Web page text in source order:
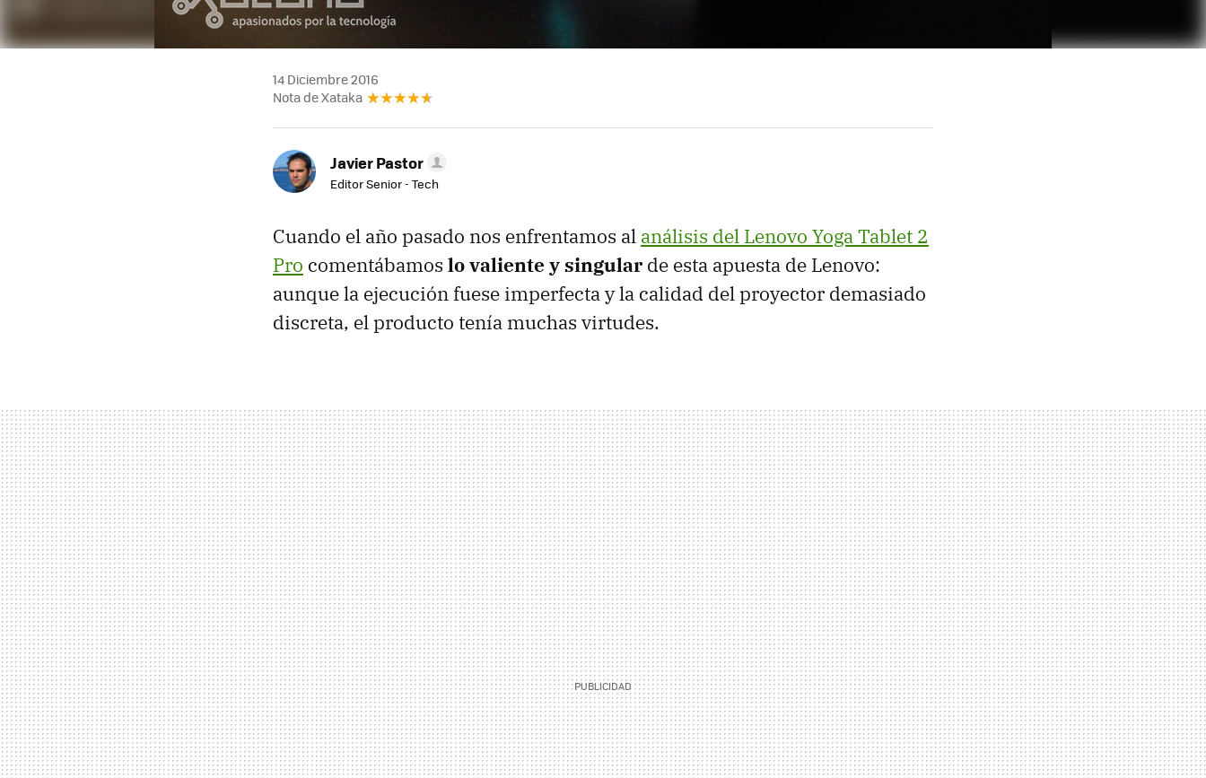
14 Diciembre 2016
Nota de Xataka
Javier Pastor
Editor Senior - Tech
Cuando el año pasado nos enfrentamos al análisis del Lenovo Yoga Tablet 2
Pro comentábamos lo valiente y singular de esta apuesta de Lenovo:
aunque la ejecución fuese imperfecta y la calidad del proyector demasiado
discreta, el producto tenía muchas virtudes.